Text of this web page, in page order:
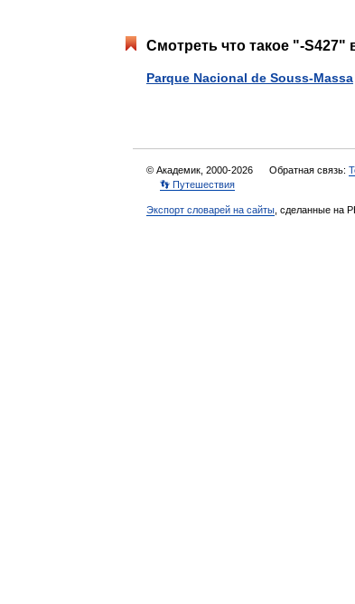
Смотреть что такое "-S427"
Parque Nacional de Souss-Massa
© Академик, 2000-2026 Обратная связь:
👣 Путешествия
Экспорт словарей на сайты , сделанные на